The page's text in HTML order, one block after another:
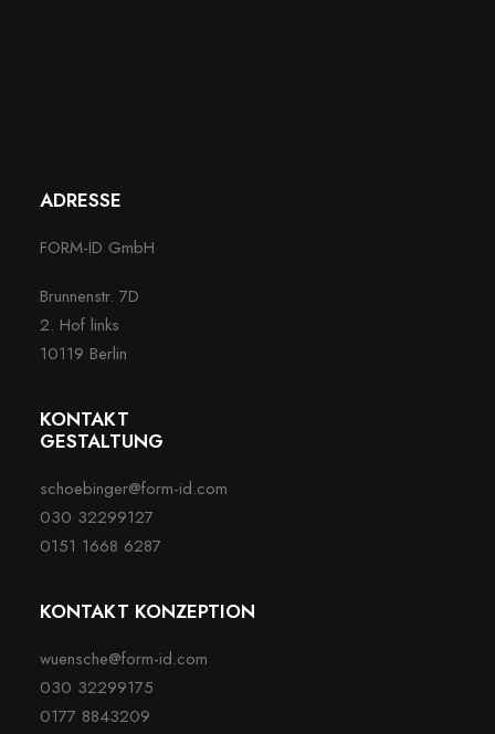
ADRESSE
FORM-ID GmbH
Brunnenstr. 7D
2. Hof links
10119 Berlin
KONTAKT
GESTALTUNG
schoebinger@form-id.com
030 32299127
0151 1668 6287
KONTAKT KONZEPTION
wuensche@form-id.com
030 32299175
0177 8843209